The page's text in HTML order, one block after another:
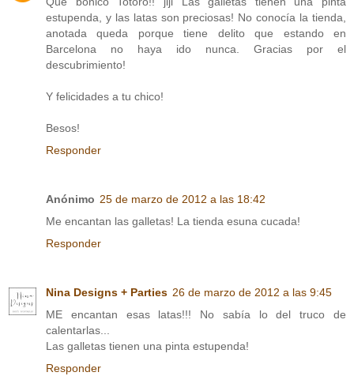
estupenda, y las latas son preciosas! No conocía la tienda,
anotada queda porque tiene delito que estando en
Barcelona no haya ido nunca. Gracias por el
descubrimiento!
Y felicidades a tu chico!
Besos!
Responder
Anónimo 25 de marzo de 2012 a las 18:42
Me encantan las galletas! La tienda esuna cucada!
Responder
Nina Designs + Parties 26 de marzo de 2012 a las 9:45
ME encantan esas latas!!! No sabía lo del truco de
calentarlas...
Las galletas tienen una pinta estupenda!
Responder